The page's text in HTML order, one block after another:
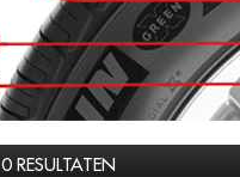
0 RESULTATEN